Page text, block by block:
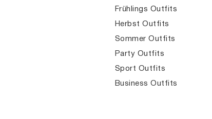
Frühlings Outfits
Herbst Outfits
Sommer Outfits
Party Outfits
Sport Outfits
Business Outfits